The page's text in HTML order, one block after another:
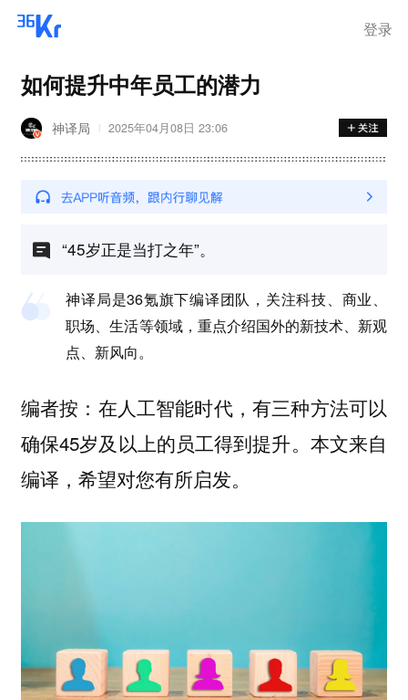
登录
如何提升中年员工的潜力
神译局 2025年04月08日 23:06
“45岁正是当打之年”。
神译局是36氪旗下编译团队，关注科技、商业、
职场、生活等领域，重点介绍国外的新技术、新观
点、新风向。
编者按：在人工智能时代，有三种方法可以
确保45岁及以上的员工得到提升。本文来自
编译，希望对您有所启发。